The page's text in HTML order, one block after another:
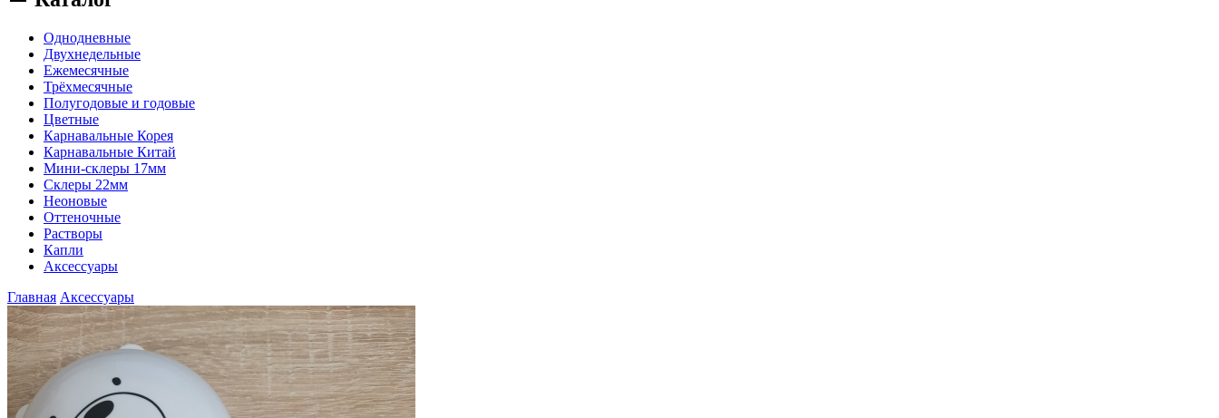
Однодневные
Двухнедельные
Ежемесячные
Трёхмесячные
Полугодовые и годовые
Цветные
Карнавальные Корея
Карнавальные Китай
Мини-склеры 17мм
Склеры 22мм
Неоновые
Оттеночные
Растворы
Капли
Аксессуары
Главная Аксессуары